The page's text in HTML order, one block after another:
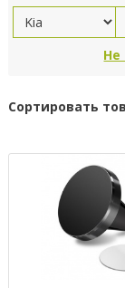
Не
Сортировать